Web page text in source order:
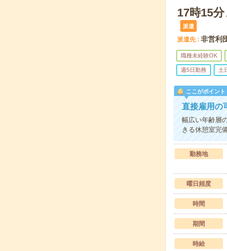
17時15
派遣
派遣先 非営利
職種未経験OK
週5日勤務 土
ここがポイント
直接雇用の
幅広い年齢層
きる休憩室完
勤務地
曜日頻度
時間
期間
時給